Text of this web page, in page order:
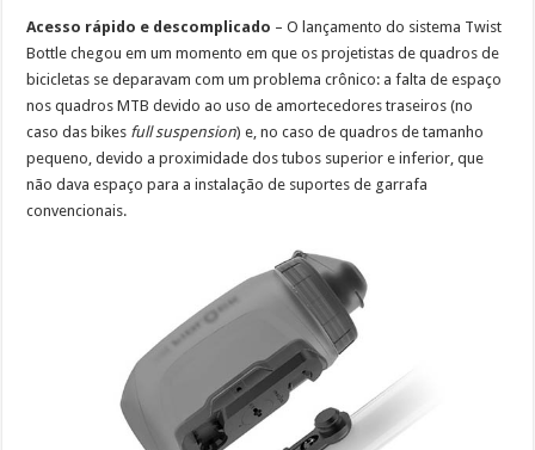
Acesso rápido e descomplicado – O lançamento do sistema Twist
Bottle chegou em um momento em que os projetistas de quadros de
bicicletas se deparavam com um problema crônico: a falta de espaço
nos quadros MTB devido ao uso de amortecedores traseiros (no
caso das bikes full suspension) e, no caso de quadros de tamanho
pequeno, devido a proximidade dos tubos superior e inferior, que
não dava espaço para a instalação de suportes de garrafa
convencionais.